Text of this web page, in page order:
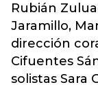
Rubián
Jaramillo,
dirección
Cifuentes
solistas Sara